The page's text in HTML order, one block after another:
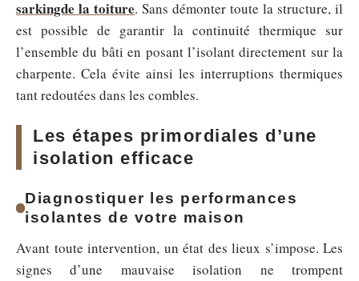
sarkingde la toiture. Sans démonter toute la structure, il
est possible de garantir la continuité thermique sur
l’ensemble du bâti en posant l’isolant directement sur la
charpente. Cela évite ainsi les interruptions thermiques
tant redoutées dans les combles.
Les étapes primordiales d’une
isolation efficace
Diagnostiquer les performances
isolantes de votre maison
Avant toute intervention, un état des lieux s’impose. Les
signes d’une mauvaise isolation ne trompent